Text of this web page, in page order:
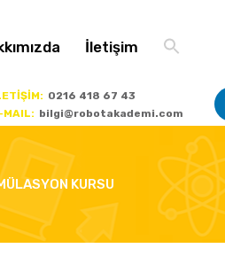
İletişim
0216 418 67 43
MAIL: bilgi@robotakademi.com
KURSU